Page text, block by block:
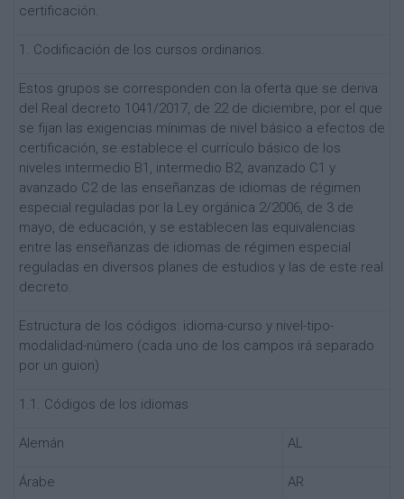
certificación.
1. Codificación de los cursos ordinarios.
Estos grupos se corresponden con la oferta que se deriva
del Real decreto 1041/2017, de 22 de diciembre, por el que
se fijan las exigencias mínimas de nivel básico a efectos de
certificación, se establece el currículo básico de los
niveles intermedio B1, intermedio B2, avanzado C1 y
avanzado C2 de las enseñanzas de idiomas de régimen
especial reguladas por la Ley orgánica 2/2006, de 3 de
mayo, de educación, y se establecen las equivalencias
entre las enseñanzas de idiomas de régimen especial
reguladas en diversos planes de estudios y las de este real
decreto.
Estructura de los códigos: idioma-curso y nivel-tipo-
modalidad-número (cada uno de los campos irá separado
por un guion)
1.1. Códigos de los idiomas
Alemán AL
Árabe AR